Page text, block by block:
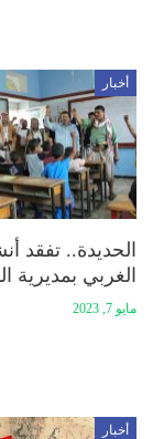
أخبار
الحديدة.. تفقد
الغربي بمديرية
مايو 7, 2023
أخبار